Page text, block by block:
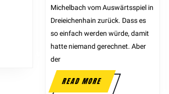
Michelbach vom Auswärtsspiel in
Dreieichenhain zurück. Dass es
so einfach werden würde, damit
hatte niemand gerechnet. Aber
der
READ MORE